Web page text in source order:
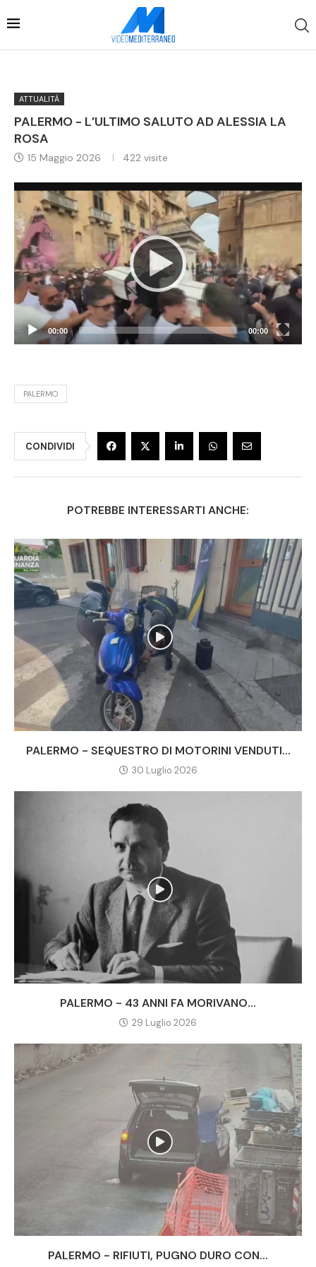
ATTUALITÀ
PALERMO - L’ULTIMO SALUTO AD ALESSIA LA
ROSA
15 Maggio 2026 422 visite
Video
Player
00:00 00:00
PALERMO
CONDIVIDI
POTREBBE INTERESSARTI ANCHE:
PALERMO - SEQUESTRO DI MOTORINI VENDUTI...
30 Luglio 2026
PALERMO - 43 ANNI FA MORIVANO...
29 Luglio 2026
PALERMO - RIFIUTI, PUGNO DURO CON...